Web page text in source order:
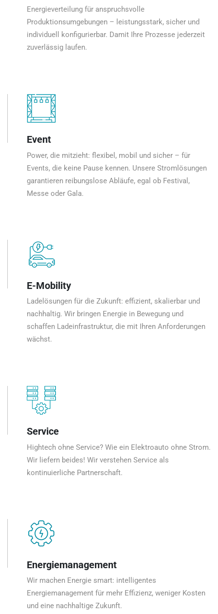
Energieverteilung für anspruchsvolle
Produktionsumgebungen – leistungsstark, sicher und
individuell konfigurierbar. Damit Ihre Prozesse jederzeit
zuverlässig laufen.
Event
Power, die mitzieht: flexibel, mobil und sicher – für
Events, die keine Pause kennen. Unsere Stromlösungen
garantieren reibungslose Abläufe, egal ob Festival,
Messe oder Gala.
E-Mobility
Ladelösungen für die Zukunft: effizient, skalierbar und
nachhaltig. Wir bringen Energie in Bewegung und
schaffen Ladeinfrastruktur, die mit Ihren Anforderungen
wächst.
Service
Hightech ohne Service? Wie ein Elektroauto ohne Strom.
Wir liefern beides! Wir verstehen Service als
kontinuierliche Partnerschaft.
Energiemanagement
Wir machen Energie smart: intelligentes
Energiemanagement für mehr Effizienz, weniger Kosten
und eine nachhaltige Zukunft.